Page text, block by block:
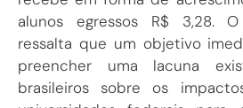
alunos egressos R$ 3,28.
ressalta que um objetivo
preencher uma lacuna
brasileiros sobre os